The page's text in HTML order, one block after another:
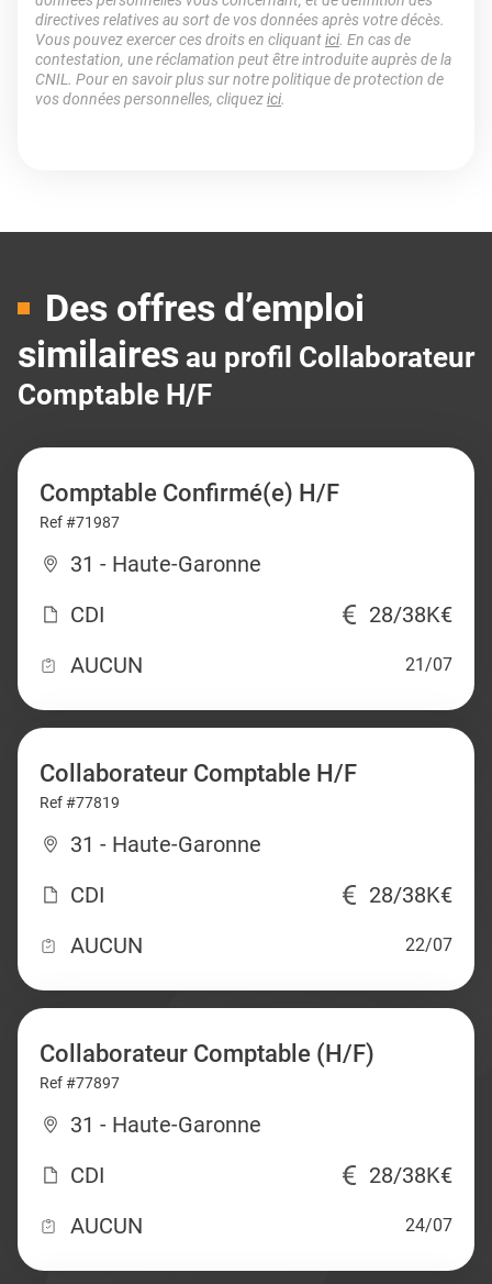
directives relatives au sort de vos données après votre décès.
Vous pouvez exercer ces droits en cliquantici. En cas de
contestation, une réclamation peut être introduite auprès de la
CNIL. Pour en savoir plus sur notre politique de protection de
vos données personnelles, cliquezici.
Des offres d’emploi
similaires au profil Collaborateur
Comptable H/F
Comptable Confirmé(e) H/F
Ref #71987
31 - Haute-Garonne
CDI
28/38K€
AUCUN
21/07
Collaborateur Comptable H/F
Ref #77819
31 - Haute-Garonne
CDI
28/38K€
AUCUN
22/07
Collaborateur Comptable (H/F)
Ref #77897
31 - Haute-Garonne
CDI
28/38K€
AUCUN
24/07